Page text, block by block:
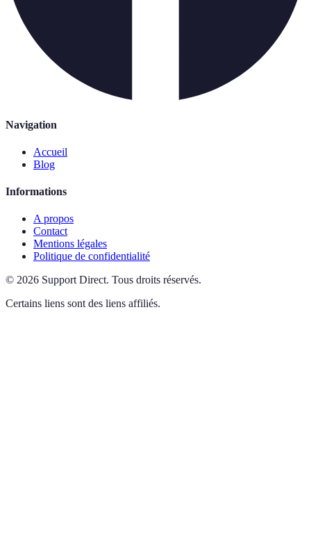
Navigation
Accueil
Blog
Informations
A propos
Contact
Mentions légales
Politique de confidentialité
© 2026 Support Direct. Tous droits réservés.
Certains liens sont des liens affiliés.